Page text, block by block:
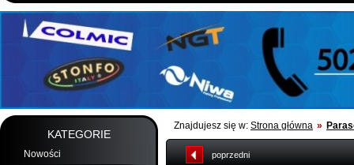
KATEGORIE
Nowości
Znajdujesz się w: Strona główna »
poprzedni